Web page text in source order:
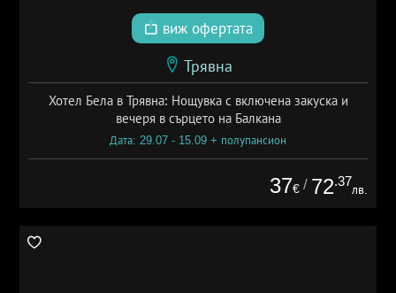
виж офертата
Трявна
Хотел Бела в Трявна: Нощувка с включена закуска и
вечеря в сърцето на Балкана
Дата: 29.07 - 15.09 + полупансион
37€ / 72.37
лв.